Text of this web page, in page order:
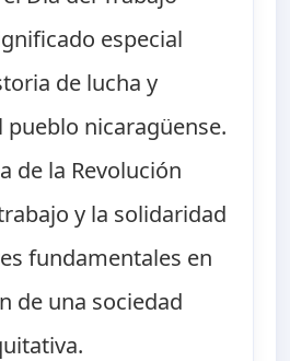
especial
de lucha y
pueblo nicaragüense.
de la Revolución
y la solidaridad
fundamentales en
de una sociedad